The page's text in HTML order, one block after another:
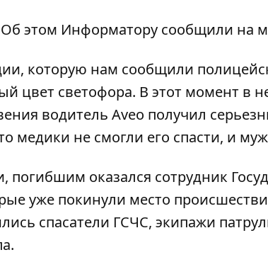
этом Информатору сообщили на
которую нам сообщили
цвет светофора. В этот момент в
водитель Aveo получил
медики не смогли его спасти, и
погибшим оказался сотрудник
уже покинули место
спасатели ГСЧС, экипажи